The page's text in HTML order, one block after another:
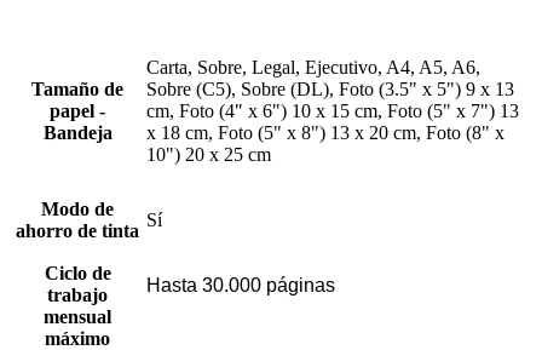
Tamaño de
papel -
Bandeja
Carta, Sobre, Legal, Ejecutivo, A4, A5, A6,
Sobre (C5), Sobre (DL), Foto (3.5" x 5") 9 x 13
cm, Foto (4" x 6") 10 x 15 cm, Foto (5" x 7") 13
x 18 cm, Foto (5" x 8") 13 x 20 cm, Foto (8" x
10") 20 x 25 cm
Modo de
ahorro de tinta
Sí
Ciclo de
trabajo
mensual
máximo
Hasta 30.000 páginas